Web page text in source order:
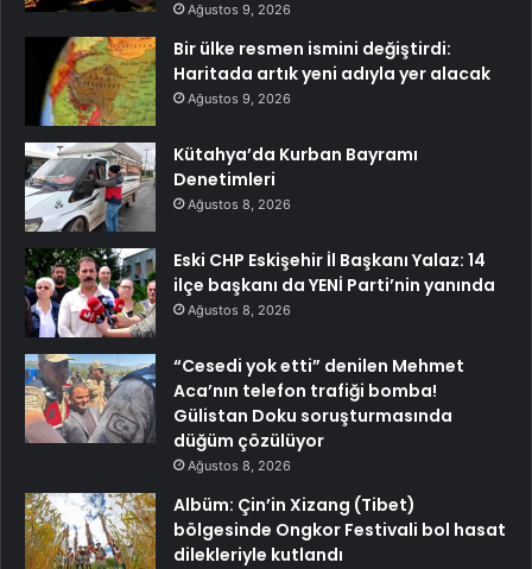
Ağustos 9, 2026
Bir ülke resmen ismini değiştirdi:
Haritada artık yeni adıyla yer alacak
Ağustos 9, 2026
Kütahya’da Kurban Bayramı
Denetimleri
Ağustos 8, 2026
Eski CHP Eskişehir İl Başkanı Yalaz: 14
ilçe başkanı da YENİ Parti’nin yanında
Ağustos 8, 2026
“Cesedi yok etti” denilen Mehmet
Aca’nın telefon trafiği bomba!
Gülistan Doku soruşturmasında
düğüm çözülüyor
Ağustos 8, 2026
Albüm: Çin’in Xizang (Tibet)
bölgesinde Ongkor Festivali bol hasat
dilekleriyle kutlandı